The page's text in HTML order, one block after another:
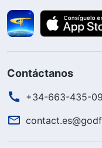
Contáctanos
+34-663-435-